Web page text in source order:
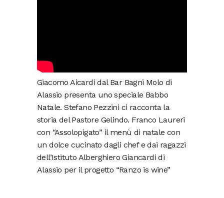
Giacomo Aicardi dal Bar Bagni Molo di
Alassio presenta uno speciale Babbo
Natale. Stefano Pezzini ci racconta la
storia del Pastore Gelindo. Franco Laureri
con “Assolopigato” il menù di natale con
un dolce cucinato dagli chef e dai ragazzi
dell’Istituto Alberghiero Giancardi di
Alassio per il progetto “Ranzo is wine”